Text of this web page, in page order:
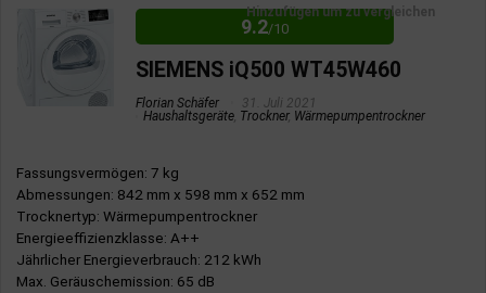
Hinzufügen um zu vergleichen
9.2/10
SIEMENS iQ500 WT45W460
Florian Schäfer
31. Juli 2021
Haushaltsgeräte Trockner, Wärmepumpentrockner
Fassungsvermögen: 7 kg
Abmessungen: 842 mm x 598 mm x 652 mm
Trocknertyp: Wärmepumpentrockner
Energieeffizienzklasse: A++
Jährlicher Energieverbrauch: 212 kWh
Max. Geräuschemission: 65 dB